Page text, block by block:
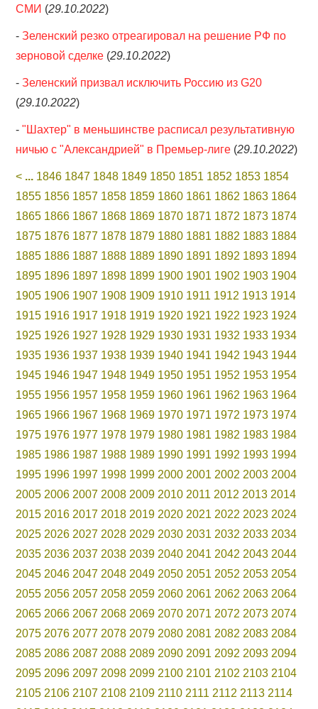
СМИ (29.10.2022)
-Зеленский резко отреагировал на решение РФ по
зерновой сделке (29.10.2022)
-Зеленский призвал исключить Россию из G20
(29.10.2022)
-"Шахтер" в меньшинстве расписал результативную
ничью с "Александрией" в Премьер-лиге (29.10.2022)
< ... 1846 1847 1848 1849 1850 1851 1852 1853 1854
1855 1856 1857 1858 1859 1860 1861 1862 1863 1864
1865 1866 1867 1868 1869 1870 1871 1872 1873 1874
1875 1876 1877 1878 1879 1880 1881 1882 1883 1884
1885 1886 1887 1888 1889 1890 1891 1892 1893 1894
1895 1896 1897 1898 1899 1900 1901 1902 1903 1904
1905 1906 1907 1908 1909 1910 1911 1912 1913 1914
1915 1916 1917 1918 1919 1920 1921 1922 1923 1924
1925 1926 1927 1928 1929 1930 1931 1932 1933 1934
1935 1936 1937 1938 1939 1940 1941 1942 1943 1944
1945 1946 1947 1948 1949 1950 1951 1952 1953 1954
1955 1956 1957 1958 1959 1960 1961 1962 1963 1964
1965 1966 1967 1968 1969 1970 1971 1972 1973 1974
1975 1976 1977 1978 1979 1980 1981 1982 1983 1984
1985 1986 1987 1988 1989 1990 1991 1992 1993 1994
1995 1996 1997 1998 1999 2000 2001 2002 2003 2004
2005 2006 2007 2008 2009 2010 2011 2012 2013 2014
2015 2016 2017 2018 2019 2020 2021 2022 2023 2024
2025 2026 2027 2028 2029 2030 2031 2032 2033 2034
2035 2036 2037 2038 2039 2040 2041 2042 2043 2044
2045 2046 2047 2048 2049 2050 2051 2052 2053 2054
2055 2056 2057 2058 2059 2060 2061 2062 2063 2064
2065 2066 2067 2068 2069 2070 2071 2072 2073 2074
2075 2076 2077 2078 2079 2080 2081 2082 2083 2084
2085 2086 2087 2088 2089 2090 2091 2092 2093 2094
2095 2096 2097 2098 2099 2100 2101 2102 2103 2104
2105 2106 2107 2108 2109 2110 2111 2112 2113 2114